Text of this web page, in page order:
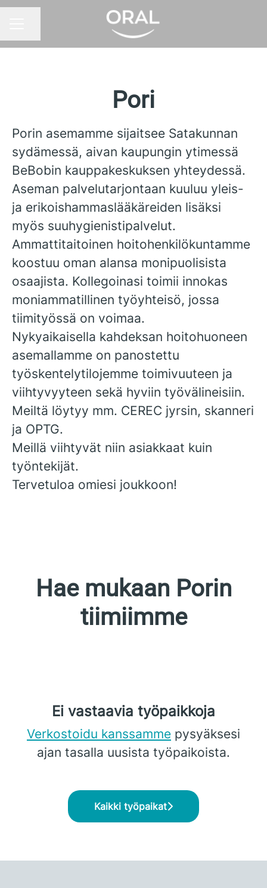
Pori
Porin asemamme sijaitsee Satakunnan
sydämessä, aivan kaupungin ytimessä
BeBobin kauppakeskuksen yhteydessä.
Aseman palvelutarjontaan kuuluu yleis-
ja erikoishammaslääkäreiden lisäksi
myös suuhygienistipalvelut.
Ammattitaitoinen hoitohenkilökuntamme
koostuu oman alansa monipuolisista
osaajista. Kollegoinasi toimii innokas
moniammatillinen työyhteisö, jossa
tiimityössä on voimaa.
Nykyaikaisella kahdeksan hoitohuoneen
asemallamme on panostettu
työskentelytilojemme toimivuuteen ja
viihtyvyyteen sekä hyviin työvälineisiin.
Meiltä löytyy mm. CEREC jyrsin, skanneri
ja OPTG.
Meillä viihtyvät niin asiakkaat kuin
työntekijät.
Tervetuloa omiesi joukkoon!
Hae mukaan Porin
tiimiimme
Ei vastaavia työpaikkoja
Verkostoidu kanssamme pysyäksesi
ajan tasalla uusista työpaikoista.
Kaikki työpaikat